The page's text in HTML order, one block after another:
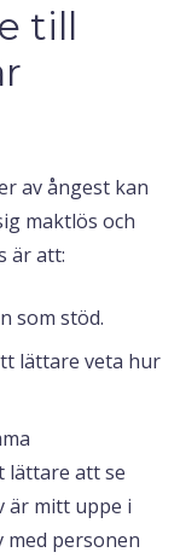
till
av ångest kan
maktlös och
är att:
som stöd.
lättare veta hur
lättare att se
är mitt uppe i
med personen